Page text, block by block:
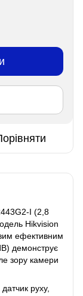
I (2,8
Hikvision
ефективним
демонструє
зору камери
руху,